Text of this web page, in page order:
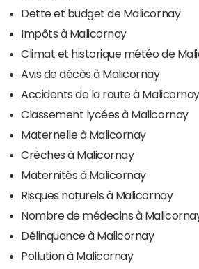
Dette et budget de Malicornay
Impôts à Malicornay
Climat et historique météo de
Avis de décès à Malicornay
Accidents de la route à Malicornay
Classement lycées à Malicornay
Maternelle à Malicornay
Crèches à Malicornay
Maternités à Malicornay
Risques naturels à Malicornay
Nombre de médecins à
Délinquance à Malicornay
Pollution à Malicornay